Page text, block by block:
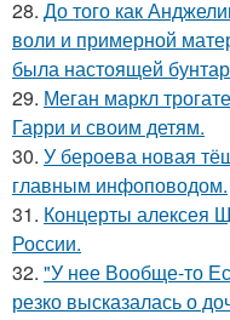
28. До того как
воли и примерной
была настоящей
29. Меган маркл
Гарри и своим детям.
30. У бероева новая
главным инфоповодом.
31. Концерты алексея
России.
32. "У нее Вообще-то
резко высказалась о